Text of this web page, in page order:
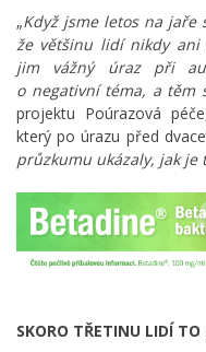
„Když jsme letos na jaře
že většinu lidí nikdy ani
jim vážný úraz při
o negativní téma, a těm
projektu Poúrazová
který po úrazu před
průzkumu ukázaly, jak je
SKORO TŘETINU LIDÍ